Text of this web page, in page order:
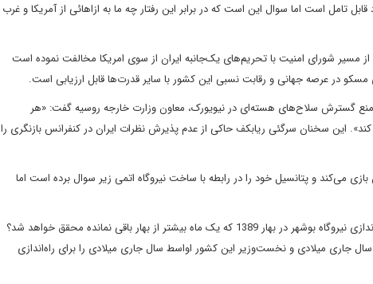
تامل است اما سوال این است که در برابر این رفتار چه ما به ازا‌هائی از آمریکا و غرب
از مسیر شورای امنیت با تحریم‌های یک‌جانبه ایران از سوی‌ امریکا مخالفت نموده است
مسکو در عرصه جهانی و رقابت نسبی این کشور با سایر قدرت‌هاقابل ارزیابی است.
منع گسترش سلاح‌های هسته‌ای در نیویورک، معاون وزارت خارجه روسیه گفت: «هر
این سخنان سرگئی ریابکف حاکی از عدم پذیرش نظرات ایران در کنفرانس بازنگری را
می‌کند و پتانسیل خود را در رابطه با ساخت نیروگاه اتمی زیر سوال برده است اما
نیروگاه بوشهر در بهار 1389
که یک ماه بیشتر از بهار باقی نمانده محقق خواهد شد؟
جاری میلادی و نخست‌وزیر این کشور اواسط سال جاری میلادی را برای راه‌اندازی